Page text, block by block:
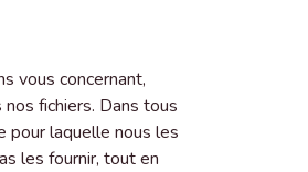
vous concernant,
fichiers. Dans tous
pour laquelle nous les
les fournir, tout en